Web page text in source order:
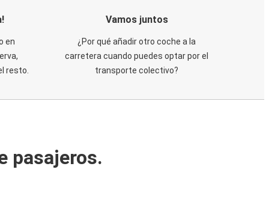
en
resto.
Vamos juntos
¿Por qué añadir otro coche a la
carretera cuando puedes optar por el
transporte colectivo?
pasajeros.